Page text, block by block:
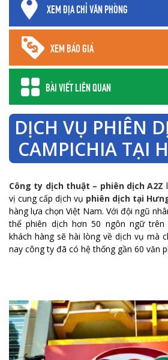
XEM ĐỊA CHỈ VĂN PHÒNG
XEM BÁO GIÁ
BÀI VIẾT LIÊN QUAN
DỊCH VỤ PHIÊN
CAMPICHIA TẠI
Công ty dịch thuật – phiên dịch A2Z
vị cung cấp dịch vụ phiên dịch tại
hàng lựa chọn Việt Nam. Với đội ngũ
thể phiên dịch hơn 50 ngôn ngữ
khách hàng sẽ hài lòng về dịch vụ mà
nay công ty đã có hệ thống gần 60 văn